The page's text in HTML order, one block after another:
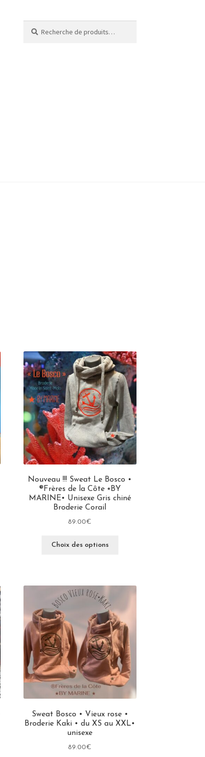
Nouveau !!! Sweat Le Bosco •
®Frères de la Côte ⭑BY
MARINE• Unisexe Gris chiné
Broderie Corail
89.00€
Choix des options
Sweat Bosco • Vieux rose •
Broderie Kaki • du XS au XXL•
unisexe
89.00€